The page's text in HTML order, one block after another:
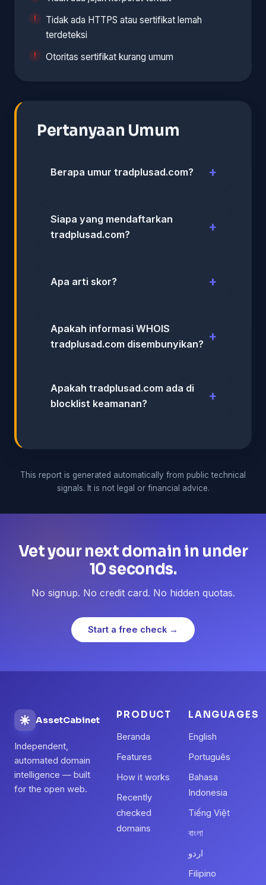
Tidak ada HTTPS atau sertifikat lemah
terdeteksi
Otoritas sertifikat kurang umum
Pertanyaan Umum
Berapa umur tradplusad.com?
Siapa yang mendaftarkan
tradplusad.com?
Apa arti skor?
Apakah informasi WHOIS
tradplusad.com disembunyikan?
Apakah tradplusad.com ada di
blocklist keamanan?
This report is generated automatically from public technical
signals. It is not legal or financial advice.
Vet your next domain in under
10 seconds.
No signup. No credit card. No hidden quotas.
Start a free check →
AssetCabinet
Independent,
automated domain
intelligence — built
for the open web.
PRODUCT
Beranda
Features
How it works
Recently
checked
domains
LANGUAGES
English
Português
Bahasa
Indonesia
Tiếng Việt
বাংলা
اردو
Filipino